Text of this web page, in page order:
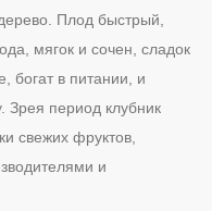
Плод быстрый,
мягок и сочен, сладок
богат в питании, и
период клубник
свежих фруктов,
и